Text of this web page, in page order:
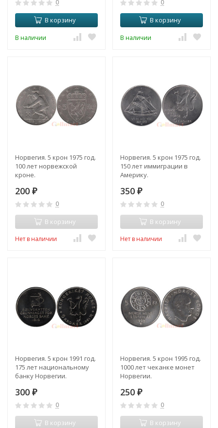
0
В корзину
В наличии
0
В корзину
В наличии
Норвегия. 5 крон 1975 год.
100 лет норвежской
кроне.
200 ₽
0
В корзину
Нет в наличии
Норвегия. 5 крон 1975 год.
150 лет иммиграции в
Америку.
350 ₽
0
В корзину
Нет в наличии
Норвегия. 5 крон 1991 год.
175 лет национальному
банку Норвегии.
300 ₽
0
В корзину
Норвегия. 5 крон 1995 год.
1000 лет чеканке монет
Норвегии.
250 ₽
0
В корзину